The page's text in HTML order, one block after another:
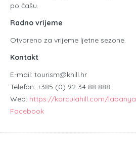
po čašu.
Radno vrijeme
Otvoreno za vrijeme ljetne sezone.
Kontakt
E-mail: tourism@khill.hr
Telefon: +385 (0) 92 34 88 888
Web: https://korculahill.com/labanya
Facebook